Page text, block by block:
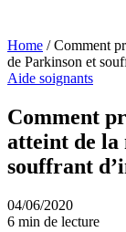
Home /Comment
de Parkinson et
Aide soignants
Comment
atteint de la
souffrant
04/06/2020
6 min de lecture